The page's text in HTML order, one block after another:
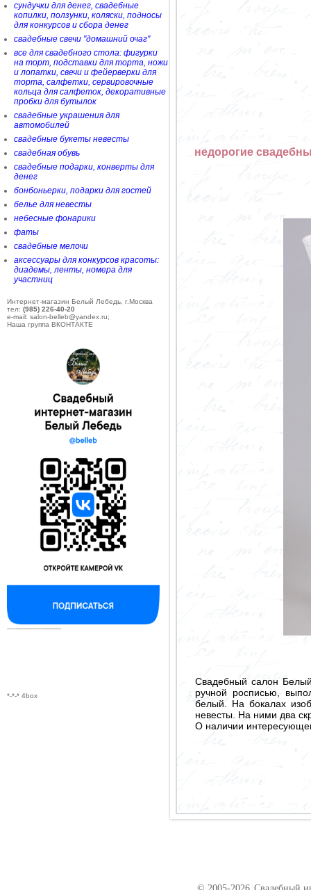
сундучки для денег, свадебные
копилки, ползунки, коляски, подносы
для конкурсов и сбора денег
свадебные свечи "домашний очаг"
все для свадебного стола: фигурки
на торт, подставки для торта, ножи
и лопатки, свечи и фейерверки для
торта, салфетки, сервировочные
кольца для салфеток, декоративные
пробки для бутылок
свадебные украшения для
автомобилей
свадебные букеты невесты
свадебная обувь
свадебные подарки, конверты для
денег
бонбоньерки, подарки для гостей
белье для невесты
небесные фонарики
фаты
свадебные мелочи
аксессуары для конкурсов красоты:
диадемы, ленты, номера для
участниц
Интернет-магазин Белый Лебедь, г.Москва
тел: (985) 226-40-20
e-mail: salon-belleb@yandex.ru;
Наша группа ВКОНТАКТЕ
--------------------------
*-*-* 4box
недорогие
Свадебный салон
ручной росписью,
белый. На бокалах
невесты. На ними два
О наличии